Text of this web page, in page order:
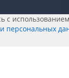
с
персональных